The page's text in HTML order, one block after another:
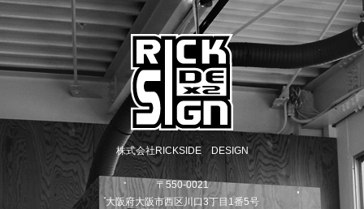
株式会社RICKSIDE DESIGN
〒550-0021
大阪府大阪市西区川口3丁目1番5号